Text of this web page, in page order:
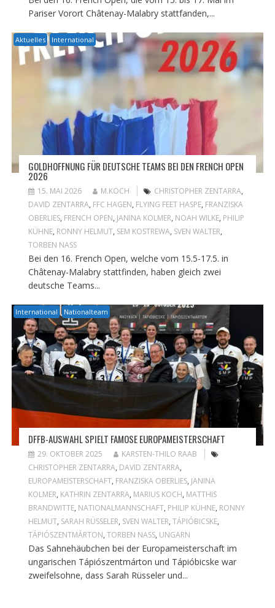
Pariser Vorort Châtenay-Malabry stattfanden,...
Aktuelles International
GOLDHOFFNUNG FÜR DEUTSCHE TEAMS BEI DEN FRENCH OPEN
2026
15. MAI 2026 M.KOCH CHRISTOPHER ZENTARRA,
DAVID ZENTARRA, FFC HAGEN, FLYING FEET HASPE, FRANZISKA
OBERLIES, FRENCH OPEN, JANINA KOLMER, NOAH WILKE, PHILIP
KÜHNE, RONNY HELMUT, SEM KOSTREWA, SVEN WALTER,
TORBEN NASS
Bei den 16. French Open, welche vom 15.5-17.5. in
Châtenay-Malabry stattfinden, haben gleich zwei
deutsche Teams...
International Nationalteam
DFFB-AUSWAHL SPIELT FAMOSE EUROPAMEISTERSCHAFT
29. OKTOBER 2025
KARSTEN-THILO RAAB
CHRISTOPHER ZENTARRA, DAVID ZENTARRA,
EUROPAMEISTERSCHAFT, FRANZISKA OBERLIES, JANINA
KOLMER, KATHRIN ZENTARRA, MARIUS KOCH, MATTHIS
BRANDWITTE, NATIONALMANNSCHAFT, PHILIP KÜHNE, RONNY
HELMUT, SARAH RÜSSELER, SVEN WALTER, TÁPIÓBICSKE,
TÁPIÓSZENTMÁRTON, TORBEN NASS, UNGARN
Das Sahnehäubchen bei der Europameisterschaft im
ungarischen Tápiószentmárton und Tápióbicske war
zweifelsohne, dass Sarah Rüsseler und...